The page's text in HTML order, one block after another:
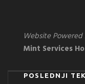
Website Powered
Mint Services
POSLEDNJI